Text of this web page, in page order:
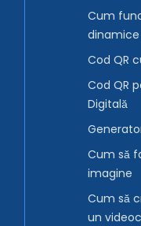
Cum
dinamice
Cod QR
Cod QR
Digitală
Cum să
imagine
Cum să
un